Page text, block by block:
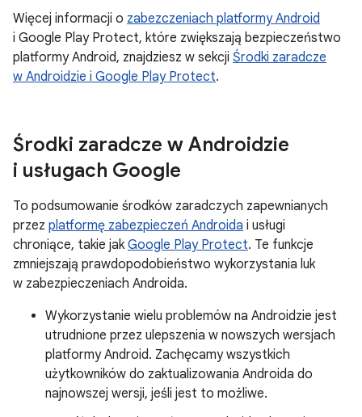
Więcej informacji o zabezczeniach platformy Android
i Google Play Protect, które zwiększają bezpieczeństwo
platformy Android, znajdziesz w sekcji Środki zaradcze
w Androidzie i Google Play Protect.
Środki zaradcze w Androidzie
i usługach Google
To podsumowanie środków zaradczych zapewnianych
przez platformę zabezpieczeń Androida i usługi
chroniące, takie jak Google Play Protect. Te funkcje
zmniejszają prawdopodobieństwo wykorzystania luk
w zabezpieczeniach Androida.
Wykorzystanie wielu problemów na Androidzie jest
utrudnione przez ulepszenia w nowszych wersjach
platformy Android. Zachęcamy wszystkich
użytkowników do zaktualizowania Androida do
najnowszej wersji, jeśli jest to możliwe.